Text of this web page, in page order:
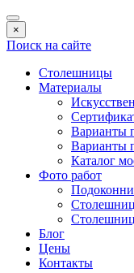
×
Поиск на сайте
Столешницы
Материалы
Варианты
Варианты
Каталог
Фото работ
Блог
Цены
Контакты